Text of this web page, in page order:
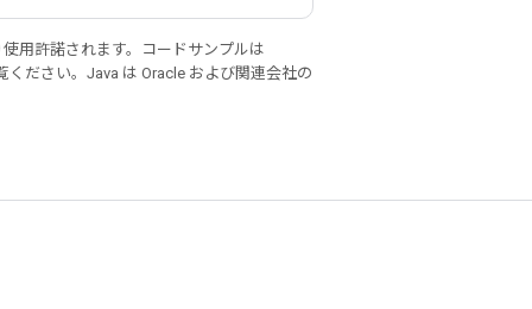
使用許諾されます。コードサンプルは
ください。Java は Oracle および関連会社の